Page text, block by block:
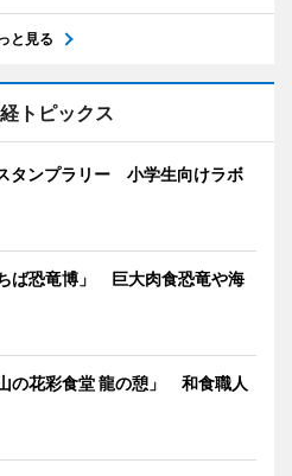
と見る
トピックス
タンプラリー 小学生向けラボ
ば恐竜博」 巨大肉食恐竜や海
の花彩食堂 龍の憩」 和食職人